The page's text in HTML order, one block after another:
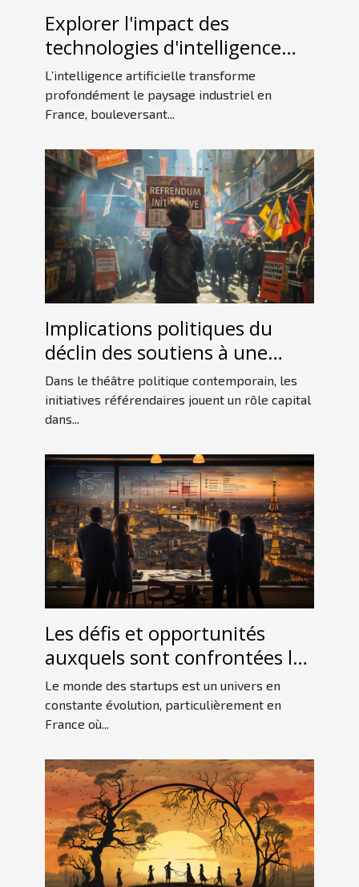
Explorer l'impact des
technologies d'intelligence
artificielle sur l'industrie
française
L’intelligence artificielle transforme
profondément le paysage industriel en
France, bouleversant...
Implications politiques du
déclin des soutiens à une
initiative référendaire
Dans le théâtre politique contemporain, les
initiatives référendaires jouent un rôle capital
dans...
Les défis et opportunités
auxquels sont confrontées les
startups françaises sur le
marché international
Le monde des startups est un univers en
constante évolution, particulièrement en
France où...